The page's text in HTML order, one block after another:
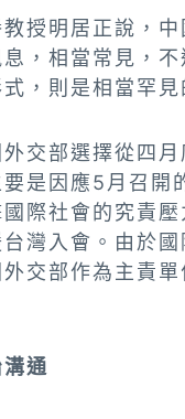
授明居正說，中
，相當常見，
，則是相當罕見
交部選擇從四月
是因應5月召開
際社會的究責
灣入會。由於國
交部作為主責單
通